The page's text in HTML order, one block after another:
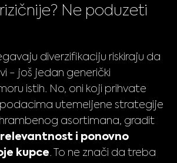
Ne poduzeti
diverzifikaciju riskiraju da
- još jedan generički
istih. No, oni koji prihvate
utemeljene strategije
asortimana, gradit
i ponovno
kupce. To ne znači da treba